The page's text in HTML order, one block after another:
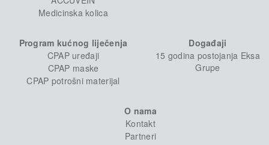
Medicinska kolica
Program kućnog liječenja
CPAP uređaji
CPAP maske
CPAP potrošni materijal
Događaji
15 godina postojanja Eksa
Grupe
O nama
Kontakt
Partneri